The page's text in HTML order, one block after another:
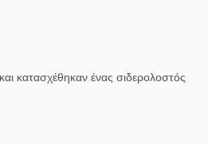
κατασχέθηκαν ένας σιδερολοστός